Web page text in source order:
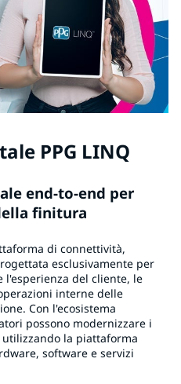
PPG LINQ
end-to-end per
finitura
di connettività,
esclusivamente per
del cliente, le
interne delle
Con l'ecosistema
possono modernizzare i
la piattaforma
software e servizi